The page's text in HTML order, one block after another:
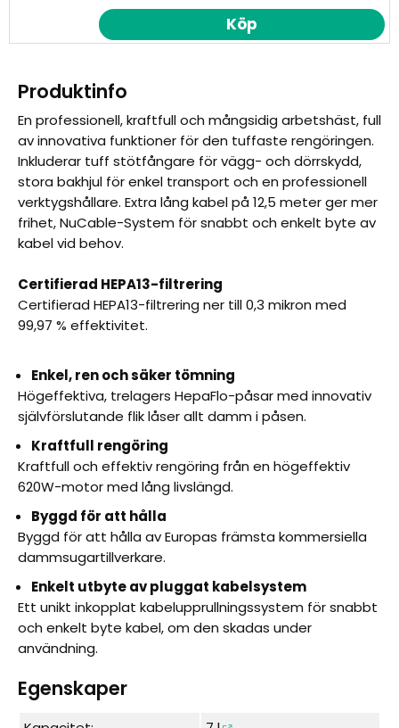
Köp
Produktinfo
En professionell, kraftfull och mångsidig arbetshäst, full
av innovativa funktioner för den tuffaste rengöringen.
Inkluderar tuff stötfångare för vägg- och dörrskydd,
stora bakhjul för enkel transport och en professionell
verktygshållare. Extra lång kabel på 12,5 meter ger mer
frihet, NuCable-System för snabbt och enkelt byte av
kabel vid behov.
Certifierad HEPA13-filtrering
Certifierad HEPA13-filtrering ner till 0,3 mikron med
99,97 % effektivitet.
Enkel, ren och säker tömning
Högeffektiva, trelagers HepaFlo-påsar med innovativ
självförslutande flik låser allt damm i påsen.
Kraftfull rengöring
Kraftfull och effektiv rengöring från en högeffektiv
620W-motor med lång livslängd.
Byggd för att hålla
Byggd för att hålla av Europas främsta kommersiella
dammsugartillverkare.
Enkelt utbyte av pluggat kabelsystem
Ett unikt inkopplat kabelupprullningssystem för snabbt
och enkelt byte kabel, om den skadas under
användning.
Egenskaper